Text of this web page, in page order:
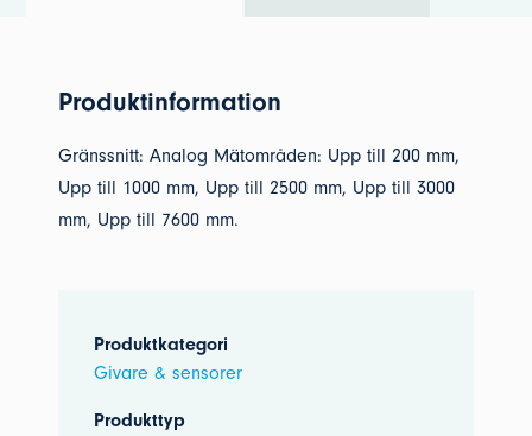
Produktinformation
Gränssnitt: Analog Mätområden: Upp till 200 mm,
Upp till 1000 mm, Upp till 2500 mm, Upp till 3000
mm, Upp till 7600 mm.
Produktkategori
Givare & sensorer
Produkttyp